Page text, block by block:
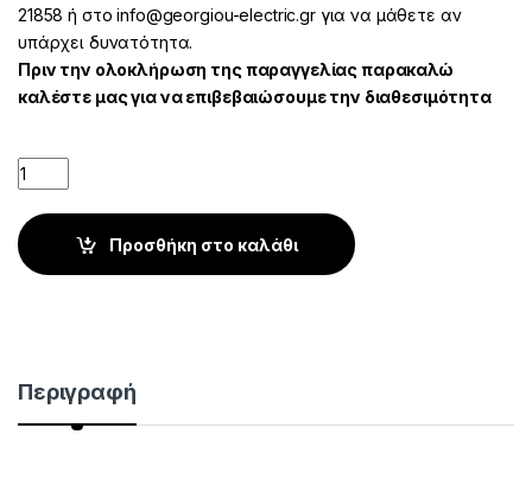
21858 ή στο info@georgiou-electric.gr για να μάθετε αν
υπάρχει δυνατότητα.
Πριν την ολοκλήρωση της παραγγελίας παρακαλώ
καλέστε μας για να επιβεβαιώσουμε την διαθεσιμότητα
Quantity
Προσθήκη στο καλάθι
Περιγραφή